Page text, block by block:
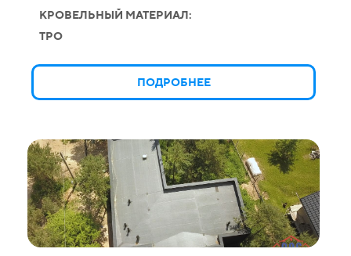
КРОВЕЛЬНЫЙ МАТЕРИАЛ:
TPO
ПОДРОБНЕЕ